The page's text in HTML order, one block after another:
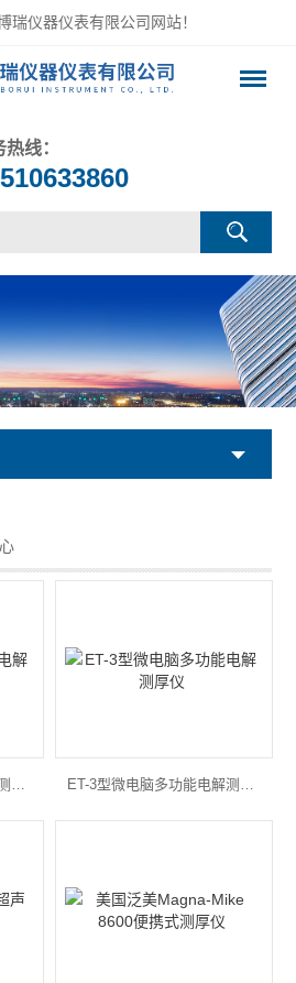
瑞仪器仪表有限公司网站！
热线：
ET-2型微电脑多功能电解测厚仪 ET-3型微电脑多功能电解测厚仪